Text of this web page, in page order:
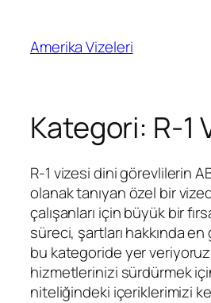
Amerika Vizeleri
Kategori: R-1
R-1 vizesi dini görevlilerin
olanak tanıyan özel bir
çalışanları için büyük bir
süreci, şartları hakkında
bu kategoride yer
hizmetlerinizi sürdürmek
niteliğindeki içeriklerimizi